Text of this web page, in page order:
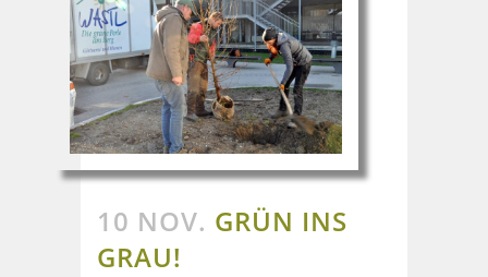
10 NOV. GRÜN INS
GRAU!